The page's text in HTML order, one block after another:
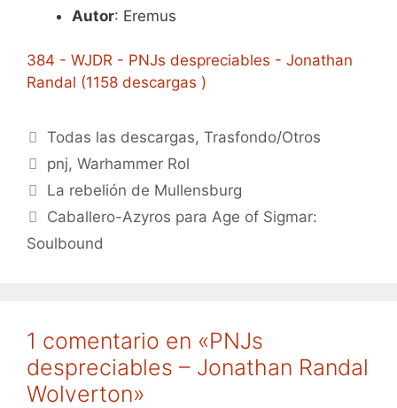
Autor: Eremus
384 - WJDR - PNJs despreciables - Jonathan
Randal (1158 descargas )
Categorías
Todas las descargas,Trasfondo/Otros
Etiquetas
pnj,Warhammer Rol
La rebelión de Mullensburg
Caballero-Azyros para Age of Sigmar:
Soulbound
1 comentario en «PNJs
despreciables – Jonathan Randal
Wolverton»